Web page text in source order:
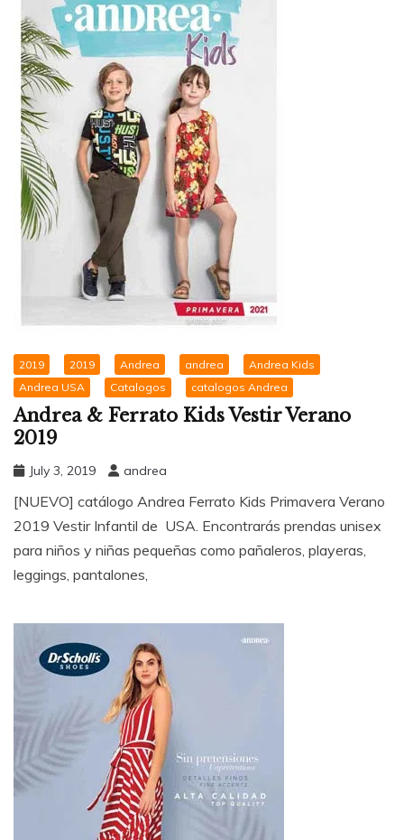
2019 2019 Andrea andrea
Andrea Kids
Andrea USA
Catalogos catalogos Andrea
Andrea & Ferrato Kids Vestir Verano
2019
July 3, 2019 andrea
[NUEVO] catálogo Andrea Ferrato Kids Primavera Verano
2019 Vestir Infantil de USA. Encontrarás prendas unisex
para niños y niñas pequeñas como pañaleros, playeras,
leggings, pantalones,